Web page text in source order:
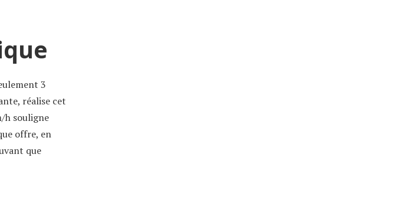
3
réalise cet
h souligne
offre, en
que